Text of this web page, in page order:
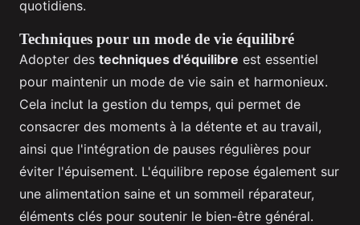
quotidiens.
Techniques pour un mode de vie équilibré
Adopter des techniques d'équilibre est essentiel
pour maintenir un mode de vie sain et harmonieux.
Cela inclut la gestion du temps, qui permet de
consacrer des moments à la détente et au travail,
ainsi que l'intégration de pauses régulières pour
éviter l'épuisement. L'équilibre repose également sur
une alimentation saine et un sommeil réparateur,
éléments clés pour soutenir le bien-être général.